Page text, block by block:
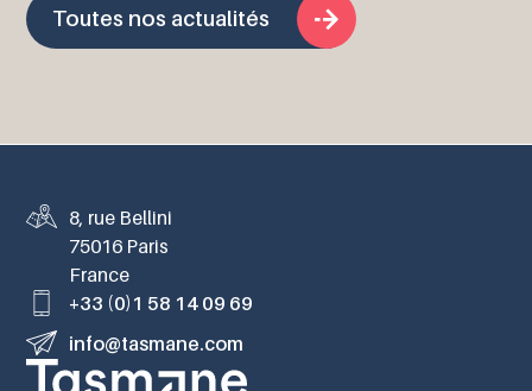
Toutes nos actualités
8, rue Bellini
75016 Paris
France
+33 (0)1 58 14 09 69
info@tasmane.com